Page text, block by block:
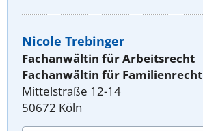
Nicole Trebinger
Fachanwältin für Arbeitsrecht
Fachanwältin für Familienrecht
Mittelstraße 12-14
50672 Köln